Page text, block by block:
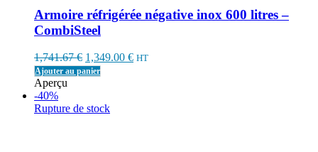
Armoire réfrigérée négative inox 600 litres –
CombiSteel
1,741.67€ Original
price
1,349.00 €Current
HT
Ajouter au panier
Aperçu
-40%
Rupture de stock